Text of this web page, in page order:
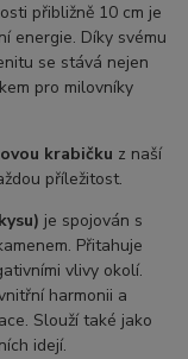
přibližně 10 cm je
energie. Díky svému
se stává nejen
pro milovníky
krabičku z naší
příležitost.
je spojován s
Přitahuje
vlivy okolí.
harmonii a
Slouží také jako
idejí.